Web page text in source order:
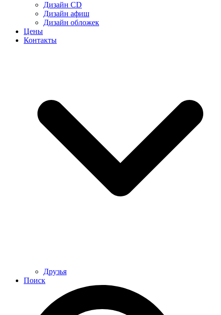
Дизайн CD
Дизайн афиш
Дизайн обложек
Цены
Контакты
Друзья
Поиск